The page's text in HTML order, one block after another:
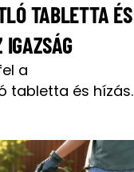
TABLETTA ÉS
a
tabletta és hízás.